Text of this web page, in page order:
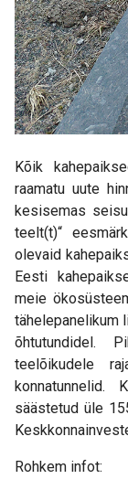
Kõik
raamatu uute
kesisemas
teelt(t)“
olevaid
Eesti
meie
tähelepanelikum
õhtutundidel.
teelõikudele
konnatunnelid.
säästetud üle
Rohkem infot: